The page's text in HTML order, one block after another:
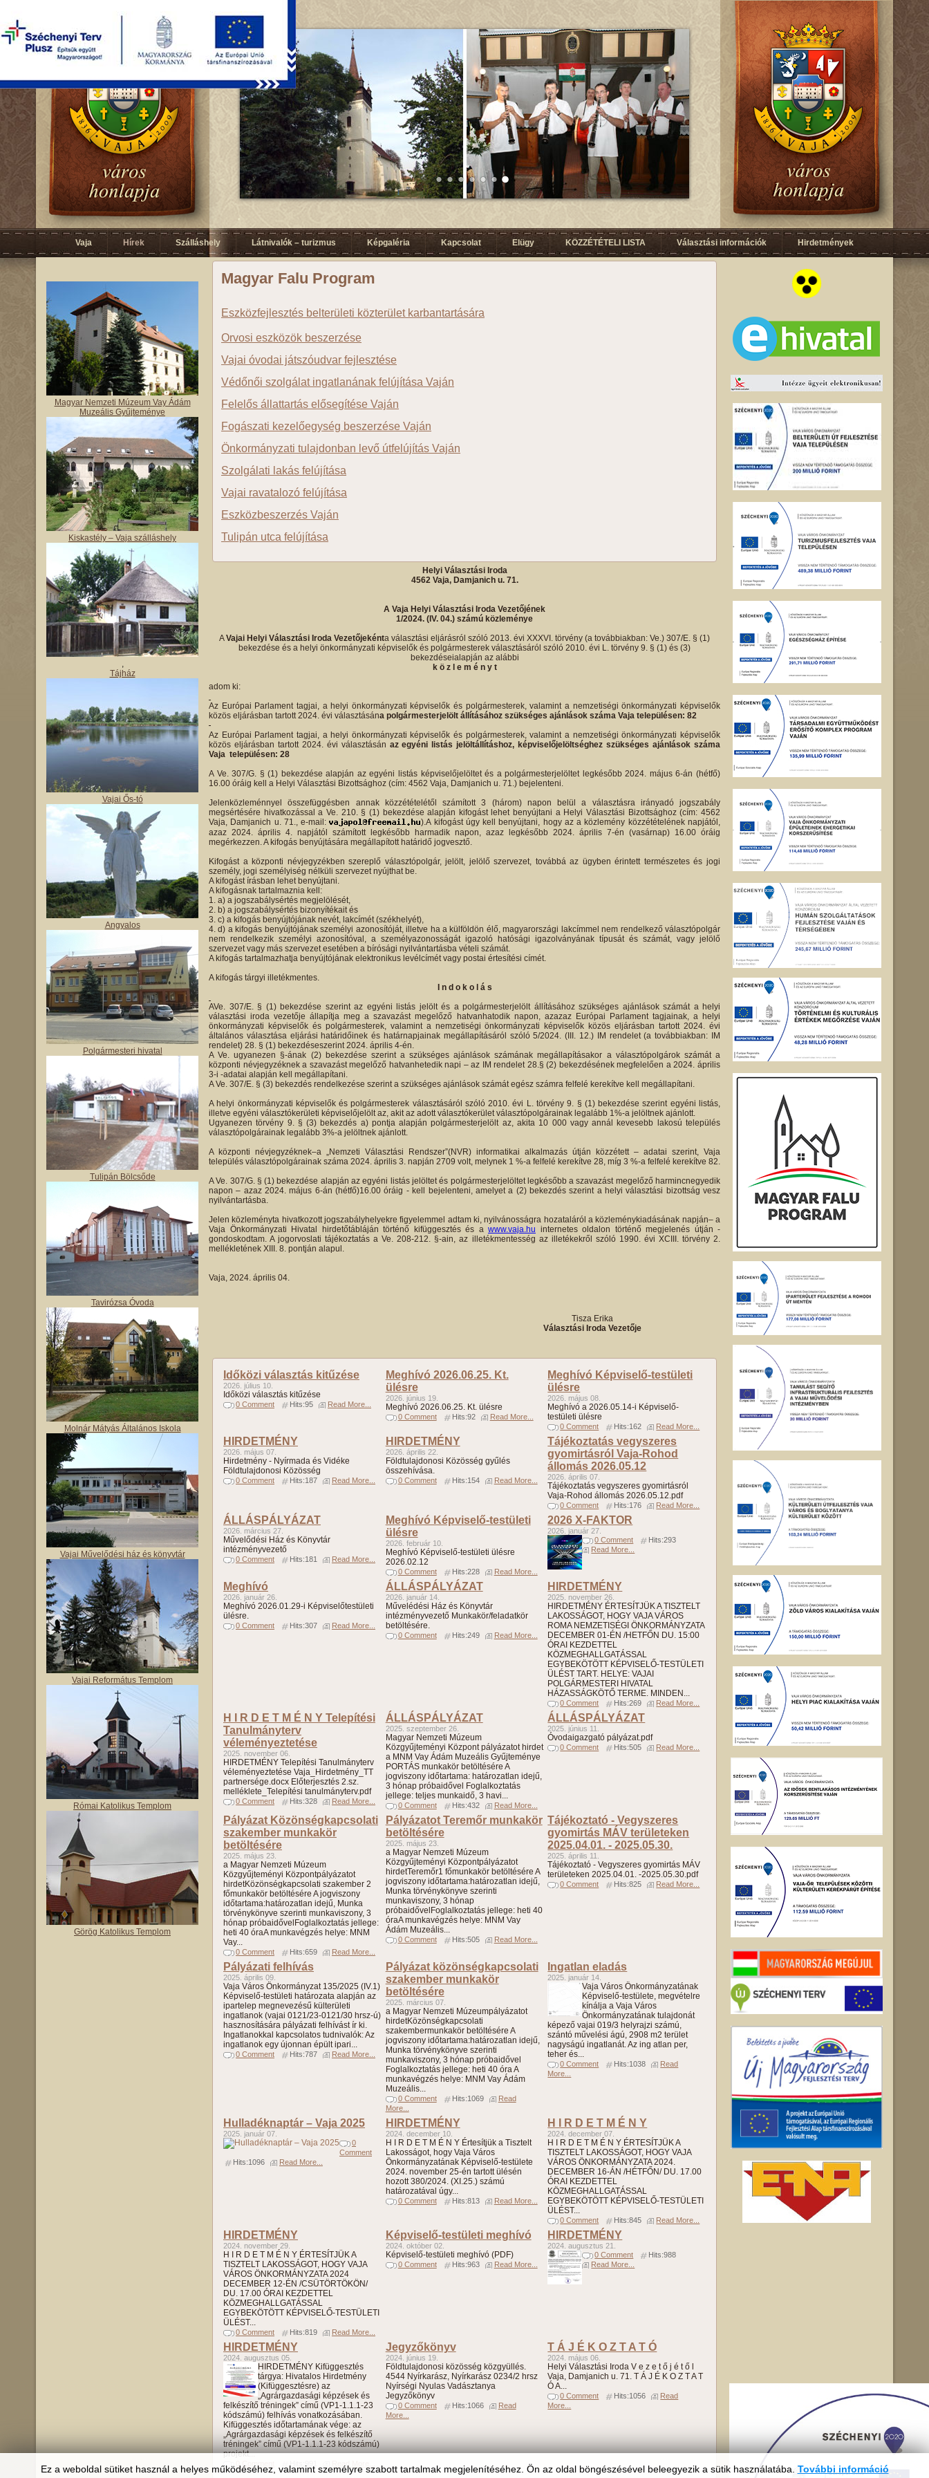
Vaja Hírek Szálláshely Látnivalók – turizmus Képgaléria Kapcsolat Elügy KÖZZÉTÉTELI LISTA Választási információk Hirdetmények
Ez a weboldal sütiket használ a helyes működéséhez, valamint személyre szabott tartalmak megjelenítéséhez. Ön az oldal böngészésével beleegyezik a sütik használatába. További információ
Magyar Nemzeti Múzeum Vay Ádám
Muzeális Gyűjteménye
Kiskastély – Vaja szálláshely
,
Tájház
Vajai Ős-tó
Angyalos
Polgármesteri hivatal
Tulipán Bölcsőde
Tavirózsa Óvoda
Molnár Mátyás Általános Iskola
Vajai Művelődési ház és könyvtár
Vajai Református Templom
Római Katolikus Templom
Görög Katolikus Templom
Magyar Falu Program
Eszközfejlesztés belterületi közterület karbantartására
Orvosi eszközök beszerzése
Vajai óvodai játszóudvar fejlesztése
Védőnői szolgálat ingatlanának felújítása Vaján
Felelős állattartás elősegítése Vaján
Fogászati kezelőegység beszerzése Vaján
Önkormányzati tulajdonban levő útfelújítás Vaján
Szolgálati lakás felújítása
Vajai ravatalozó felújítása
Eszközbeszerzés Vaján
Tulipán utca felújítása
Helyi Választási Iroda
4562 Vaja, Damjanich u. 71.
A Vaja Helyi Választási Iroda Vezetőjének
1/2024. (IV. 04.) számú közleménye
AVajai Helyi Választási Iroda Vezetőjekénta választási eljárásról szóló 2013. évi XXXVI. törvény (a továbbiakban: Ve.) 307/E. § (1)
bekezdése és a helyi önkormányzati képviselők és polgármesterek választásáról szóló 2010. évi L. törvény 9. § (1) és (3)
bekezdéseialapján az alábbi
k ö z l e m é n y t
adom ki:
Az Európai Parlament tagjai, a helyi önkormányzati képviselők és polgármesterek, valamint a nemzetiségi önkormányzati képviselők
közös eljárásban tartott 2024. évi választásána polgármesterjelölt állításához szükséges ajánlások száma Vaja településen: 82
Az Európai Parlament tagjai, a helyi önkormányzati képviselők és polgármesterek, valamint a nemzetiségi önkormányzati képviselők
közös eljárásban tartott 2024. évi választásán az egyéni listás jelöltállításhoz, képviselőjelöltséghez szükséges ajánlások száma
Vaja településen: 28
A Ve. 307/G. § (1) bekezdése alapján az egyéni listás képviselőjelöltet és a polgármesterjelöltet legkésőbb 2024. május 6-án (hétfő)
16.00 óráig kell a Helyi Választási Bizottsághoz (cím: 4562 Vaja, Damjanich u. 71.) bejelenteni.
Jelenközleménnyel összefüggésben annak közzétételétől számított 3 (három) napon belül a választásra irányadó jogszabály
megsértésére hivatkozással a Ve. 210. § (1) bekezdése alapján kifogást lehet benyújtani a Helyi Választási Bizottsághoz (cím: 4562
Vaja, Damjanich u. 71., e-mail:
).A kifogást úgy kell benyújtani, hogy az a közlemény közzétételének napjától,
azaz 2024. április 4. napjától számított legkésőbb harmadik napon, azaz legkésőbb 2024. április 7-én (vasárnap) 16.00 óráig
megérkezzen. A kifogás benyújtására megállapított határidő jogvesztő.
Kifogást a központi névjegyzékben szereplő választópolgár, jelölt, jelölő szervezet, továbbá az ügyben érintett természetes és jogi
személy, jogi személyiség nélküli szervezet nyújthat be.
A kifogást írásban lehet benyújtani.
A kifogásnak tartalmaznia kell:
a) a jogszabálysértés megjelölését,
b) a jogszabálysértés bizonyítékait és
c) a kifogás benyújtójának nevét, lakcímét (székhelyét),
d) a kifogás benyújtójának személyi azonosítóját, illetve ha a külföldön élő, magyarországi lakcímmel nem rendelkező választópolgár
nem rendelkezik személyi azonosítóval, a személyazonosságát igazoló hatósági igazolványának típusát és számát, vagy jelölő
szervezet vagy más szervezet esetében a bírósági nyilvántartásba vételi számát.
A kifogás tartalmazhatja benyújtójának elektronikus levélcímét vagy postai értesítési címét.
A kifogás tárgyi illetékmentes.
I n d o k o l á s
AVe. 307/E. § (1) bekezdése szerint az egyéni listás jelölt és a polgármesterjelölt állításához szükséges ajánlások számát a helyi
választási iroda vezetője állapítja meg a szavazást megelőző hatvanhatodik napon, azazaz Európai Parlament tagjainak, a helyi
önkormányzati képviselők és polgármesterek, valamint a nemzetiségi önkormányzati képviselők közös eljárásban tartott 2024. évi
általános választása eljárási határidőinek és határnapjainak megállapításáról szóló 5/2024. (III. 12.) IM rendelet (a továbbiakban: IM
rendelet) 28. § (1) bekezdéseszerint 2024. április 4-én.
A Ve. ugyanezen §-ának (2) bekezdése szerint a szükséges ajánlások számának megállapításakor a választópolgárok számát a
központi névjegyzéknek a szavazást megelőző hatvanhetedik napi – az IM rendelet 28.§ (2) bekezdésének megfelelően a 2024. április
3-i -adatai alapján kell megállapítani.
A Ve. 307/E. § (3) bekezdés rendelkezése szerint a szükséges ajánlások számát egész számra felfelé kerekítve kell megállapítani.
A helyi önkormányzati képviselők és polgármesterek választásáról szóló 2010. évi L. törvény 9. § (1) bekezdése szerint egyéni listás,
illetve egyéni választókerületi képviselőjelölt az, akit az adott választókerület választópolgárainak legalább 1%-a jelöltnek ajánlott.
Ugyanezen törvény 9. § (3) bekezdés a) pontja alapján polgármesterjelölt az, akita 10 000 vagy annál kevesebb lakosú település
választópolgárainak legalább 3%-a jelöltnek ajánlott.
A központi névjegyzéknek–a „Nemzeti Választási Rendszer”(NVR) informatikai alkalmazás útján közzétett – adatai szerint, Vaja
település választópolgárainak száma 2024. április 3. napján 2709 volt, melynek 1 %-a felfelé kerekítve 28, míg 3 %-a felfelé kerekítve 82.
A Ve. 307/G. § (1) bekezdése alapján az egyéni listás jelöltet és polgármesterjelöltet legkésőbb a szavazást megelőző harmincnegyedik
napon – azaz 2024. május 6-án (hétfő)16.00 óráig - kell bejelenteni, amelyet a (2) bekezdés szerint a helyi választási bizottság vesz
nyilvántartásba.
Jelen közleményta hivatkozott jogszabályhelyekre figyelemmel adtam ki, nyilvánosságra hozataláról a közleménykiadásának napján– a
Vaja Önkormányzati Hivatal hirdetőtábláján történő kifüggesztés és a www.vaja.hu internetes oldalon történő megjelenés útján -
gondoskodtam. A jogorvoslati tájékoztatás a Ve. 208-212. §-ain, az illetékmentesség az illetékekről szóló 1990. évi XCIII. törvény 2.
mellékletének XIII. 8. pontján alapul.
Vaja, 2024. április 04.
Tisza Erika
Választási Iroda Vezetője
Időközi választás kitűzése
2026. július 10.
Időközi választás kitűzése
0 Comment Hits:95 Read More...
Meghívó 2026.06.25. Kt.
ülésre
2026. június 19.
Meghívó 2026.06.25. Kt. ülésre
0 Comment Hits:92 Read More...
Meghívó Képviselő-testületi
ülésre
2026. május 08.
Meghívó a 2026.05.14-i Képviselő-
testületi ülésre
0 Comment Hits:162 Read More...
HIRDETMÉNY
2026. május 07.
Hirdetmény - Nyírmada és Vidéke
Földtulajdonosi Közösség
0 Comment Hits:187 Read More...
HIRDETMÉNY
2026. április 22.
Földtulajdonosi Közösség gyűlés
összehívása.
0 Comment Hits:154 Read More...
Tájékoztatás vegyszeres
gyomirtásról Vaja-Rohod
állomás 2026.05.12
2026. április 07.
Tájékoztatás vegyszeres gyomirtásról
Vaja-Rohod állomás 2026.05.12.pdf
0 Comment Hits:176 Read More...
ÁLLÁSPÁLYÁZAT
2026. március 27.
Művelődési Ház és Könyvtár
intézményvezető
0 Comment Hits:181 Read More...
Meghívó Képviselő-testületi
ülésre
2026. február 10.
Meghívó Képviselő-testületi ülésre
2026.02.12
0 Comment Hits:228 Read More...
2026 X-FAKTOR
2026. január 27.
0 Comment
Hits:293
Read More...
Meghívó
2026. január 26.
Meghívó 2026.01.29-i Képviselőtestületi
ülésre.
0 Comment Hits:307 Read More...
ÁLLÁSPÁLYÁZAT
2026. január 14.
Művelédési Ház és Könyvtár
intézményvezető Munkakör/feladatkör
betöltésére.
0 Comment Hits:249 Read More...
HIRDETMÉNY
2025. november 26.
HIRDETMÉNY ÉRTESÍTJÜK A TISZTELT
LAKOSSÁGOT, HOGY VAJA VÁROS
ROMA NEMZETISÉGI ÖNKORMÁNYZATA
DECEMBER 01-ÉN /HETFŐN DU. 15:00
ÓRAI KEZDETTEL
KÖZMEGHALLGATÁSSAL
EGYBEKÖTÖTT KÉPVISELŐ-TESTÜLETI
ÜLÉST TART. HELYE: VAJAI
POLGÁRMESTERI HIVATAL
HÁZASSÁGKÖTŐ TERME. MINDEN...
0 Comment Hits:269 Read More...
H I R D E T M É N Y Telepítési
Tanulmányterv
véleményeztetése
2025. november 06.
HIRDETMÉNY Telepítési Tanulmányterv
véleményeztetése Vaja_Hirdetmény_TT
partnersége.docx Előterjesztés 2.sz.
melléklete_Telepítési tanulmányterv.pdf
0 Comment Hits:328 Read More...
ÁLLÁSPÁLYÁZAT
2025. szeptember 26.
Magyar Nemzeti Múzeum
Közgyűjteményi Központ pályázatot hirdet
a MNM Vay Ádám Muzeális Gyűjteménye
PORTÁS munkakör betöltésére A
jogviszony időtartama: határozatlan idejű,
3 hónap próbaidővel Foglalkoztatás
jellege: teljes munkaidő, 3 havi...
0 Comment Hits:432 Read More...
ÁLLÁSPÁLYÁZAT
2025. június 11.
Óvodaigazgató pályázat.pdf
0 Comment Hits:505 Read More...
Pályázat Közönségkapcsolati
szakember munkakör
betöltésére
2025. május 23.
a Magyar Nemzeti Múzeum
Közgyűjteményi Központpályázatot
hirdetKözönségkapcsolati szakember 2
főmunkakör betöltésére A jogviszony
időtartama:határozatlan idejű, Munka
törvénykönyve szerinti munkaviszony, 3
hónap próbaidővelFoglalkoztatás jellege:
heti 40 óraA munkavégzés helye: MNM
Vay...
0 Comment Hits:659 Read More...
Pályázatot Teremőr munkakör
betöltésére
2025. május 23.
a Magyar Nemzeti Múzeum
Közgyűjteményi Központpályázatot
hirdetTeremőr1 főmunkakör betöltésére A
jogviszony időtartama:határozatlan idejű,
Munka törvénykönyve szerinti
munkaviszony, 3 hónap
próbaidővelFoglalkoztatás jellege: heti 40
óraA munkavégzés helye: MNM Vay
Ádám Muzeális...
0 Comment Hits:505 Read More...
Tájékoztató - Vegyszeres
gyomirtás MÁV területeken
2025.04.01. - 2025.05.30.
2025. április 11.
Tájékoztató - Vegyszeres gyomirtás MÁV
területeken 2025.04.01. -2025.05.30.pdf
0 Comment Hits:825 Read More...
Pályázati felhívás
2025. április 09.
Vaja Város Önkormányzat 135/2025 (IV.1)
Képviselő-testületi határozata alapján az
ipartelep megnevezésű külterületi
ingatlanok (vajai 0121/23-0121/30 hrsz-ú)
hasznosítására pályázati felhívást ír ki.
Ingatlanokkal kapcsolatos tudnivalók: Az
ingatlanok egy újonnan épült ipari...
0 Comment Hits:787 Read More...
Pályázat közönségkapcsolati
szakember munkakör
betöltésére
2025. március 07.
a Magyar Nemzeti Múzeumpályázatot
hirdetKözönségkapcsolati
szakembermunkakör betöltésére A
jogviszony időtartama:határozatlan idejű,
Munka törvénykönyve szerinti
munkaviszony, 3 hónap próbaidővel
Foglalkoztatás jellege: heti 40 óra A
munkavégzés helye: MNM Vay Ádám
Muzeális...
0 Comment Hits:1069
Read
More...
Ingatlan eladás
2025. január 14.
Vaja Város Önkormányzatának
Képviselő-testülete, megvételre
kínálja a Vaja Város
Önkormányzatának tulajdonát
képező vajai 019/3 helyrajzi számú,
szántó művelési ágú, 2908 m2 terület
nagyságú ingatlanát. Az ing atlan per,
teher és...
0 Comment Hits:1038
Read
More...
Hulladéknaptár – Vaja 2025
2025. január 07.
0
Comment
Hits:1096
Read More...
HIRDETMÉNY
2024. december 10.
H I R D E T M É N Y Értesítjük a Tisztelt
Lakosságot, hogy Vaja Város
Önkormányzatának Képviselő-testülete
2024. november 25-én tartott ülésén
hozott 380/2024. (XI.25.) számú
határozatával úgy...
0 Comment Hits:813 Read More...
H I R D E T M É N Y
2024. december 07.
H I R D E T M É N Y ÉRTESÍTJÜK A
TISZTELT LAKOSSÁGOT, HOGY VAJA
VÁROS ÖNKORMÁNYZATA 2024.
DECEMBER 16-ÁN /HÉTFŐN/ DU. 17.00
ÓRAI KEZDETTEL
KÖZMEGHALLGATÁSSAL
EGYBEKÖTÖTT KÉPVISELŐ-TESTÜLETI
ÜLÉST...
0 Comment Hits:845 Read More...
HIRDETMÉNY
2024. november 29.
H I R D E T M É N Y ÉRTESÍTJÜK A
TISZTELT LAKOSSÁGOT, HOGY VAJA
VÁROS ÖNKORMÁNYZATA 2024
DECEMBER 12-ÉN /CSÜTÖRTÖKÖN/
DU. 17.00 ÓRAI KEZDETTEL
KÖZMEGHALLGATÁSSAL
EGYBEKÖTÖTT KÉPVISELŐ-TESTÜLETI
ÜLÉST...
0 Comment Hits:819 Read More...
Képviselő-testületi meghívó
2024. október 02.
Képviselő-testületi meghívó (PDF)
0 Comment Hits:963 Read More...
HIRDETMÉNY
2024. augusztus 21.
0 Comment
Hits:988
Read More...
HIRDETMÉNY
2024. augusztus 05.
HIRDETMÉNY Kifüggesztés
tárgya: Hivatalos Hirdetmény
(Kifüggesztésre) az
„Agrárgazdasági képzések és
felkészítő tréningek” című (VP1-1.1.1-23
kódszámú) felhívás vonatkozásában.
Kifüggesztés időtartamának vége: az
„Agrárgazdasági képzések és felkészítő
tréningek” című (VP1-1.1.1-23 kódszámú)
projekt...
Jegyzőkönyv
2024. június 19.
Földtulajdonosi közösség közgyüllés.
4544 Nyírkarász, Nyírkarász 0234/2 hrsz
Nyírségi Nyulas Vadásztanya
Jegyzőkönyv
0 Comment Hits:1066
Read
More...
T Á J É K O Z T A T Ó
2024. május 06.
Helyi Választási Iroda V e z e t ő j é t ő l
Vaja, Damjanich u. 71. T Á J É K O Z T A T
Ó A...
0 Comment Hits:1056
Read
More...